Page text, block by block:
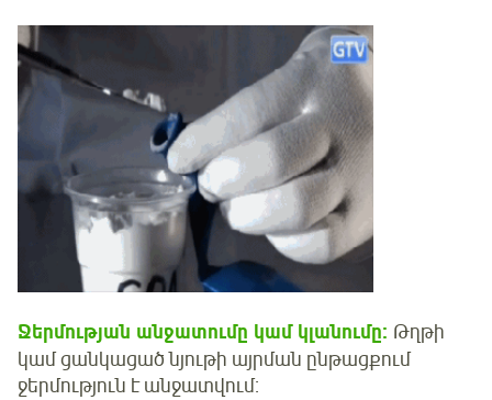
Ջերմության անջատումը կամ կլանումը: Թղթի
կամ ցանկացած նյութի այրման ընթացքում
ջերմություն է անջատվում: